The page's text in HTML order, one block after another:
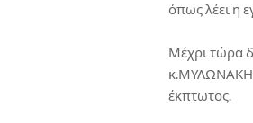
όπως λέει η
Μέχρι τώρα
κ.ΜΥΛΩΝΑΚΗΣ
έκπτωτος.